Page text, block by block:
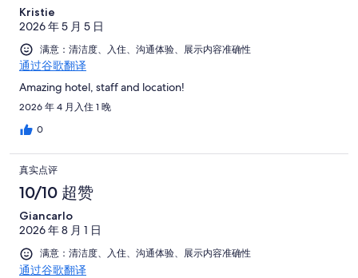
Kristie
2026 年 5 月 5 日
满意：清洁度、入住、沟通体验、展示内容准确性
通过谷歌翻译
Amazing hotel, staff and location!
2026 年 4 月入住 1 晚
0
真实点评
10/10 超赞
Giancarlo
2026 年 8 月 1 日
满意：清洁度、入住、沟通体验、展示内容准确性
通过谷歌翻译